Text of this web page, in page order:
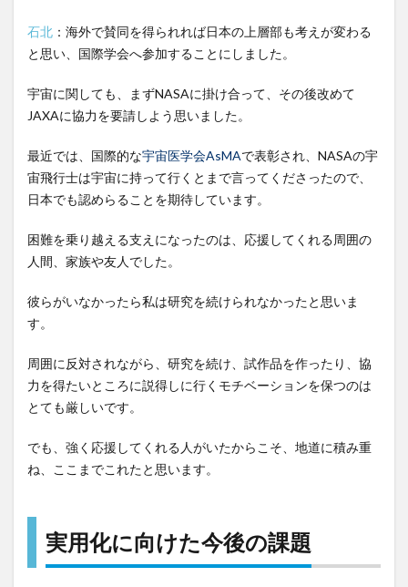
石北 ：海外で賛同を得られれば日本の上層部も考えが変わる
と思い、国際学会へ参加することにしました。
宇宙に関しても、まずNASAに掛け合って、その後改めて
JAXAに協力を要請しよう思いました。
最近では、国際的な宇宙医学会AsMAで表彰され、NASAの宇
宙飛行士は宇宙に持って行くとまで言ってくださったので、
日本でも認めらることを期待しています。
困難を乗り越える支えになったのは、応援してくれる周囲の
人間、家族や友人でした。
彼らがいなかったら私は研究を続けられなかったと思いま
す。
周囲に反対されながら、研究を続け、試作品を作ったり、協
力を得たいところに説得しに行くモチベーションを保つのは
とても厳しいです。
でも、強く応援してくれる人がいたからこそ、地道に積み重
ね、ここまでこれたと思います。
実用化に向けた今後の課題